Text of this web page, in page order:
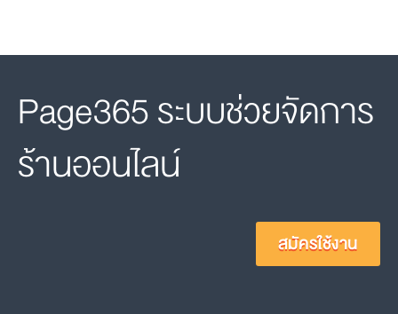
Page365 ระบบช่วยจัดการ
ร้านออนไลน์
สมัครใช้งาน